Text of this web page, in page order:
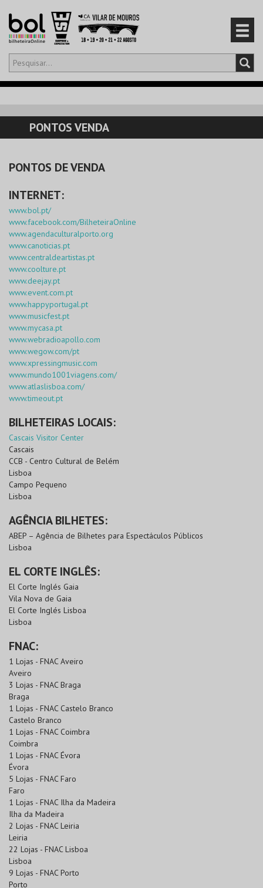
Olá,iniciar sessão
CARRINHO
EVENTOS
CARTÕES
PRODUTOS
PONTOS VENDA
PONTOS DE VENDA
INTERNET:
www.bol.pt/
www.facebook.com/BilheteiraOnline
www.agendaculturalporto.org
www.canoticias.pt
www.centraldeartistas.pt
www.coolture.pt
www.deejay.pt
www.event.com.pt
www.happyportugal.pt
www.musicfest.pt
www.mycasa.pt
www.webradioapollo.com
www.wegow.com/pt
www.xpressingmusic.com
www.mundo1001viagens.com/
www.atlaslisboa.com/
www.timeout.pt
BILHETEIRAS LOCAIS:
Cascais Visitor Center
Cascais
CCB - Centro Cultural de Belém
Lisboa
Campo Pequeno
Lisboa
AGÊNCIA BILHETES:
ABEP – Agência de Bilhetes para Espectáculos Públicos
Lisboa
EL CORTE INGLÊS:
El Corte Inglés Gaia
Vila Nova de Gaia
El Corte Inglés Lisboa
Lisboa
FNAC:
1 Lojas - FNAC Aveiro
Aveiro
3 Lojas - FNAC Braga
Braga
1 Lojas - FNAC Castelo Branco
Castelo Branco
1 Lojas - FNAC Coimbra
Coimbra
1 Lojas - FNAC Évora
Évora
5 Lojas - FNAC Faro
Faro
1 Lojas - FNAC Ilha da Madeira
Ilha da Madeira
2 Lojas - FNAC Leiria
Leiria
22 Lojas - FNAC Lisboa
Lisboa
9 Lojas - FNAC Porto
Porto